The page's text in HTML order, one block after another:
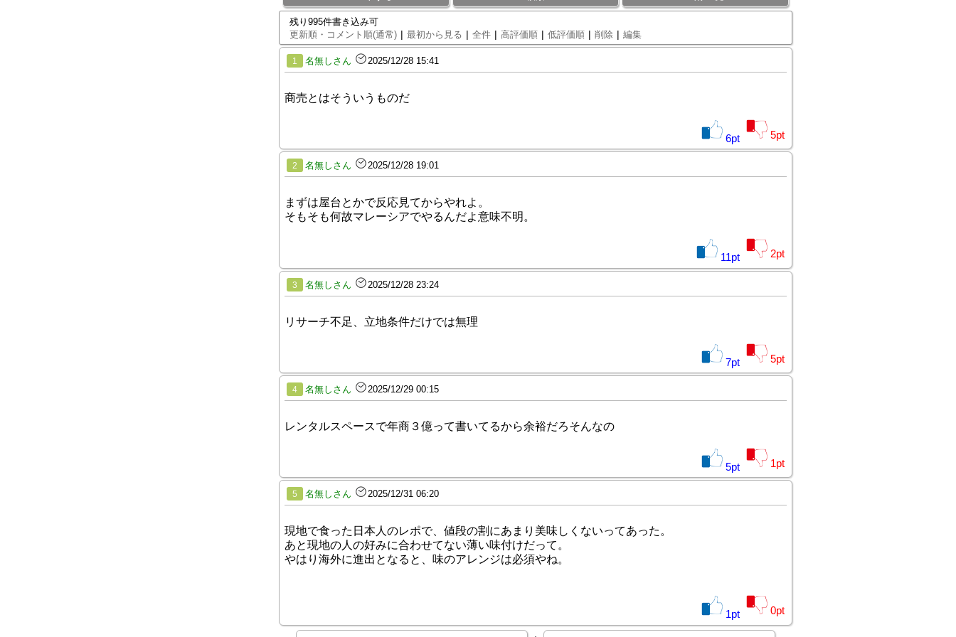
残り995件書き込み可
更新順・コメント順(通常) | 最初から見る | 全件 | 高評価順 | 低評価順 | 削除 | 編集
1 名無しさん 2025/12/28 15:41
商売とはそういうものだ
6pt 5pt
2 名無しさん 2025/12/28 19:01
まずは屋台とかで反応見てからやれよ。
そもそも何故マレーシアでやるんだよ意味不明。
11pt 2pt
3 名無しさん 2025/12/28 23:24
リサーチ不足、立地条件だけでは無理
7pt 5pt
4 名無しさん 2025/12/29 00:15
レンタルスペースで年商３億って書いてるから余裕だろそんなの
5pt 1pt
5 名無しさん 2025/12/31 06:20
現地で食った日本人のレポで、値段の割にあまり美味しくないってあった。
あと現地の人の好みに合わせてない薄い味付けだって。
やはり海外に進出となると、味のアレンジは必須やね。
1pt 0pt